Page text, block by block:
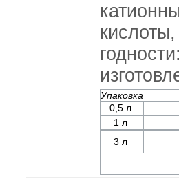
Упаковка
0,5 л
1 л
3 л